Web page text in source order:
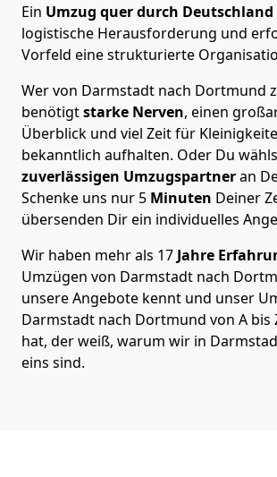
Ein Umzug quer durch Deutschland
logistische Herausforderung und
Vorfeld eine strukturierte
Wer von Darmstadt nach Dortmund
benötigtstarke Nerven, einen
Überblick und viel Zeit für
bekanntlich aufhalten. Oder Du
zuverlässigen Umzugspartneran
Schenke uns nur 5 Minuten Deiner
übersenden Dir ein individuelles
Wir haben mehr als 17 Jahre
Umzügen von Darmstadt nach
unsere Angebote kennt und unser
Darmstadt nach Dortmund von A bis
hat, der weiß, warum wir in
eins sind.